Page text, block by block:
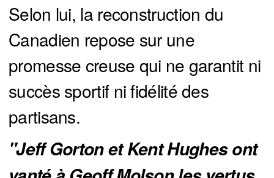
Selon lui, la reconstruction du
Canadien repose sur une
promesse creuse qui ne garantit ni
succès sportif ni fidélité des
partisans.
"Jeff Gorton et Kent Hughes ont